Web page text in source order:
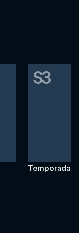
S3
Temporada 3